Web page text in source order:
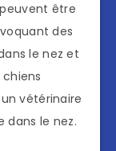
être
des
le nez et
vétérinaire
dans le nez.